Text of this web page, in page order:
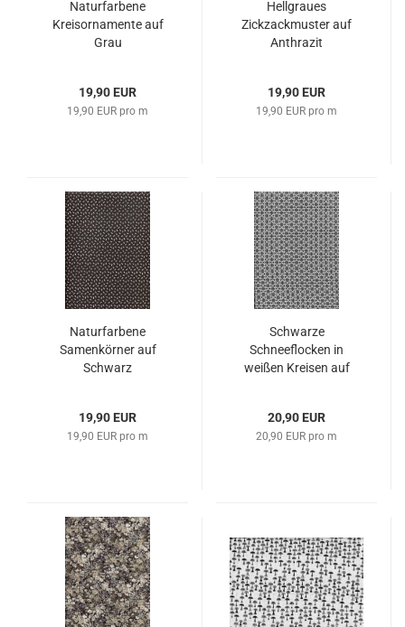
Naturfarbene
Kreisornamente auf
Grau
19,90 EUR
19,90 EUR pro m
Hellgraues
Zickzackmuster auf
Anthrazit
19,90 EUR
19,90 EUR pro m
Naturfarbene
Samenkörner auf
Schwarz
19,90 EUR
19,90 EUR pro m
Schwarze
Schneeflocken in
weißen Kreisen auf
20,90 EUR
20,90 EUR pro m